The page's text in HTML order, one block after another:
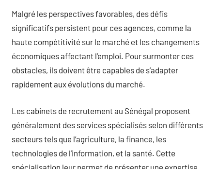
Malgré les perspectives favorables, des défis
significatifs persistent pour ces agences, comme la
haute compétitivité sur le marché et les changements
économiques affectant l’emploi. Pour surmonter ces
obstacles, ils doivent être capables de s’adapter
rapidement aux évolutions du marché.
Les cabinets de recrutement au Sénégal proposent
généralement des services spécialisés selon différents
secteurs tels que l’agriculture, la finance, les
technologies de l’information, et la santé. Cette
spécialisation leur permet de présenter une expertise